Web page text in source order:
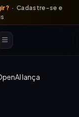
· Cadastre-se e
lança